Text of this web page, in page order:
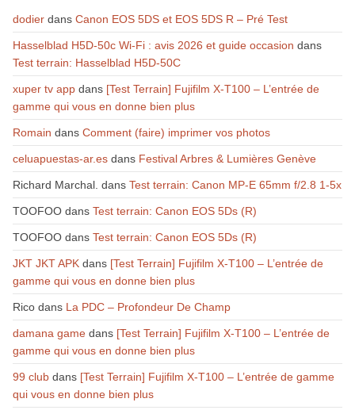
dodierdans Canon EOS 5DS et EOS 5DS R – Pré Test
Hasselblad H5D-50c Wi-Fi : avis 2026 et guide occasion dans
Test terrain: Hasselblad H5D-50C
xuper tv appdans [Test Terrain] Fujifilm X-T100 – L’entrée de
gamme qui vous en donne bien plus
Romain dans Comment (faire) imprimer vos photos
celuapuestas-ar.esdans Festival Arbres & Lumières Genève
Richard Marchal. dans Test terrain: Canon MP-E 65mm f/2.8 1-5x
TOOFOOdans Test terrain: Canon EOS 5Ds (R)
TOOFOOdans Test terrain: Canon EOS 5Ds (R)
JKT JKT APKdans [Test Terrain] Fujifilm X-T100 – L’entrée de
gamme qui vous en donne bien plus
Ricodans La PDC – Profondeur De Champ
damana gamedans [Test Terrain] Fujifilm X-T100 – L’entrée de
gamme qui vous en donne bien plus
99 clubdans [Test Terrain] Fujifilm X-T100 – L’entrée de gamme
qui vous en donne bien plus